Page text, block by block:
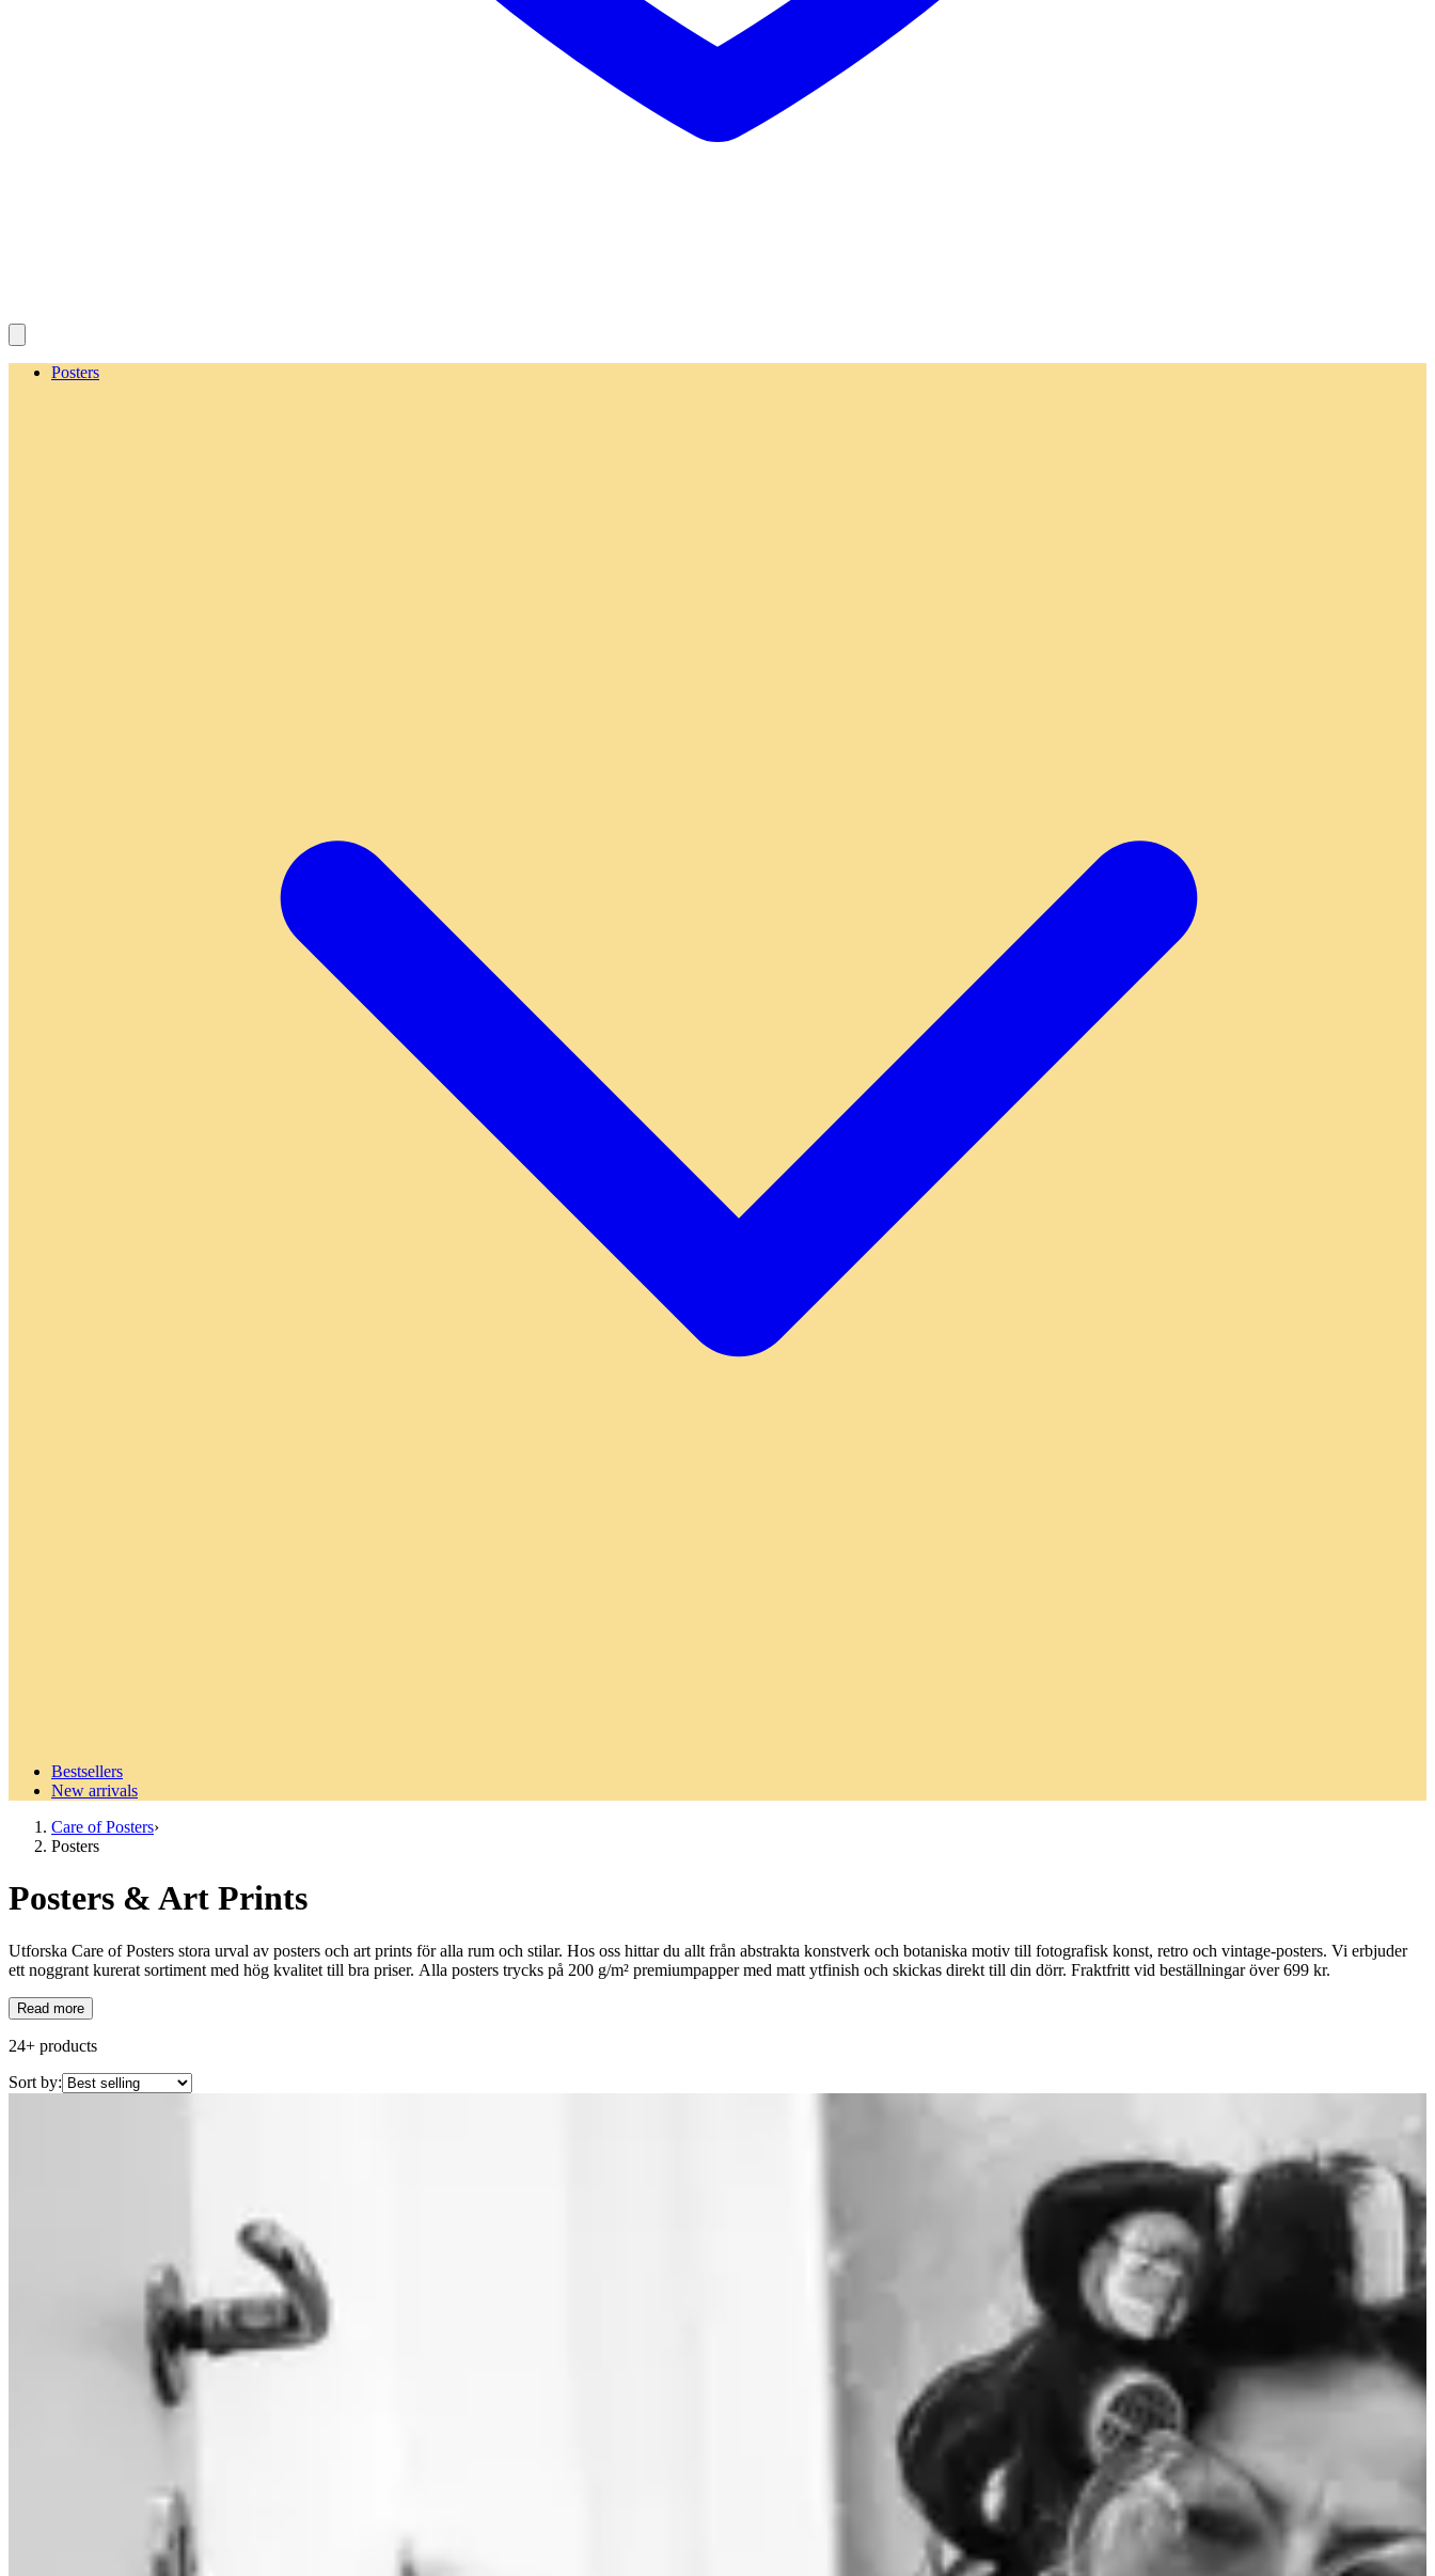
Posters
Bestsellers
New arrivals
Care of Posters›
Posters
Posters & Art Prints
Utforska Care of Posters stora urval av posters och art prints för alla rum och stilar. Hos oss hittar du allt från abstrakta konstverk och botaniska motiv till fotografisk konst, retro och vintage-posters. Vi erbjuder
ett noggrant kurerat sortiment med hög kvalitet till bra priser. Alla posters trycks på 200 g/m² premiumpapper med matt ytfinish och skickas direkt till din dörr. Fraktfritt vid beställningar över 699 kr.
Read more
24+ products
Sort by: